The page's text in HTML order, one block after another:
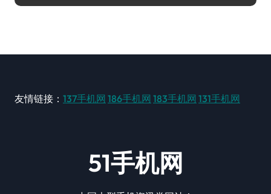
友情链接： 137手机网 186手机网 183手机网 131手机网
51手机网